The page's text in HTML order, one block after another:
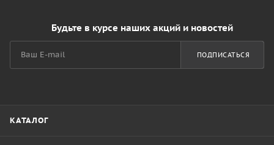
Будьте в курсе наших акций и новостей
ПОДПИСАТЬСЯ
КАТАЛОГ